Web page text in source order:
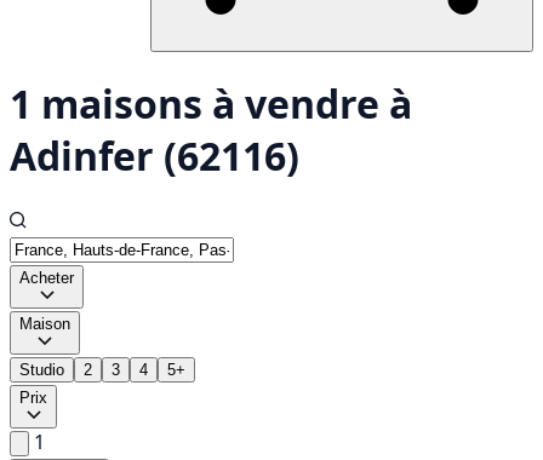
1 maisons à vendre à
Adinfer (62116)
Acheter
Maison
Studio 2 3 4
5+
Prix
1